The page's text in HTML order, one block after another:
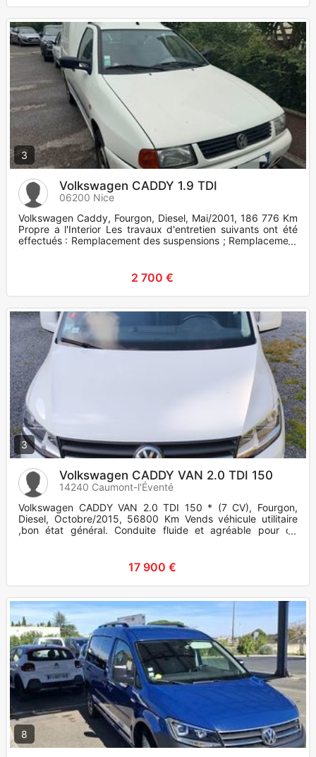
3
Volkswagen CADDY 1.9 TDI
06200 Nice
Volkswagen Caddy, Fourgon, Diesel, Mai/2001, 186 776 Km
Propre a l'Interior Les travaux d'entretien suivants ont été
effectués : Remplacement des suspensions ; Remplacement
des s
2 700 €
3
Volkswagen CADDY VAN 2.0 TDI 150
14240 Caumont-l'Éventé
Volkswagen CADDY VAN 2.0 TDI 150 * (7 CV), Fourgon,
Diesel, Octobre/2015, 56800 Km Vends véhicule utilitaire
,bon état général. Conduite fluide et agréable pour de
longues routes.
17 900 €
8